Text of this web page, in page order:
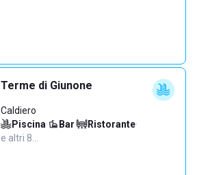
Terme di Giunone
Caldiero
Piscina· Bar· Ristorante·
e altri 8…